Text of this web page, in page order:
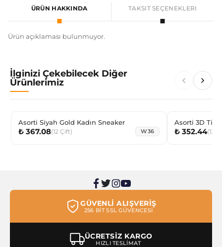
ÜRÜN HAKKINDA TAKSIT SEÇENEKLERI
Ürün açıklaması bulunmuyor.
İlginizi Çekebilecek Diğer
Ürünlerimiz
Asorti Siyah Gold Kadın Sneaker
₺ 367.08(12 Çift) W36
Asorti 3D Tilki
Çocuk Dizaltı
₺ 352.44(12
GÜVENLİ ALIŞVERİŞ
256 BİT SSL GÜVENCESİ
ÜCRETSİZ KARGO
HIZLI TESLİMAT